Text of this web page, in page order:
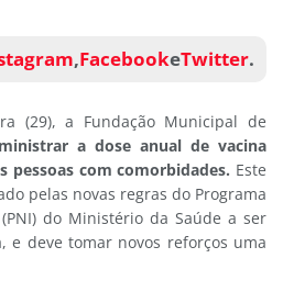
,FacebookeTwitter.
(29), a Fundação Municipal de
a dose anual de vacina
pessoas com comorbidades. Este
pelas novas regras do Programa
do Ministério da Saúde a ser
e deve tomar novos reforços uma